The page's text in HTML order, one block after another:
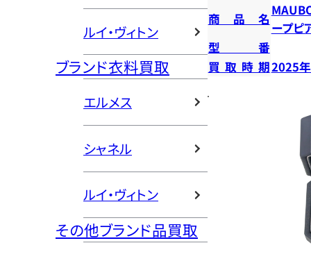
ルイ・ヴィトン
ブランド衣料買取
エルメス
シャネル
ルイ・ヴィトン
その他ブランド品買取
商品名
ープピ
型番
買取時期2025